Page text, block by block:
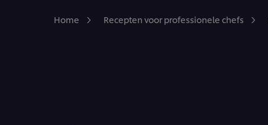
Home Recepten voor professionele chefs